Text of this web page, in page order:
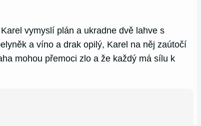
vymyslí plán a ukradne dvě lahve s
a víno a drak opilý, Karel na něj zaútočí
mohou přemoci zlo a že každý má sílu k